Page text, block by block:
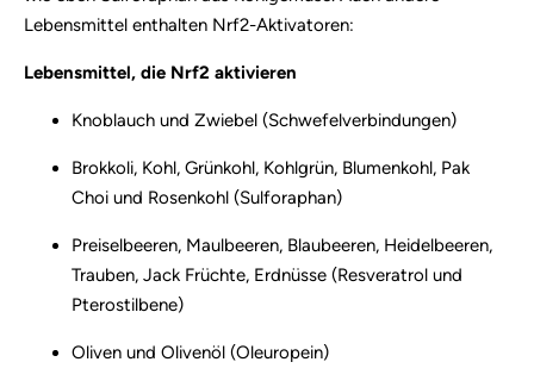
Lebensmittel enthalten Nrf2-Aktivatoren:
Lebensmittel, die Nrf2 aktivieren
Knoblauch und Zwiebel (Schwefelverbindungen)
Brokkoli, Kohl, Grünkohl, Kohlgrün, Blumenkohl, Pak
Choi und Rosenkohl (Sulforaphan)
Preiselbeeren, Maulbeeren, Blaubeeren, Heidelbeeren,
Trauben, Jack Früchte, Erdnüsse (Resveratrol und
Pterostilbene)
Oliven und Olivenöl (Oleuropein)